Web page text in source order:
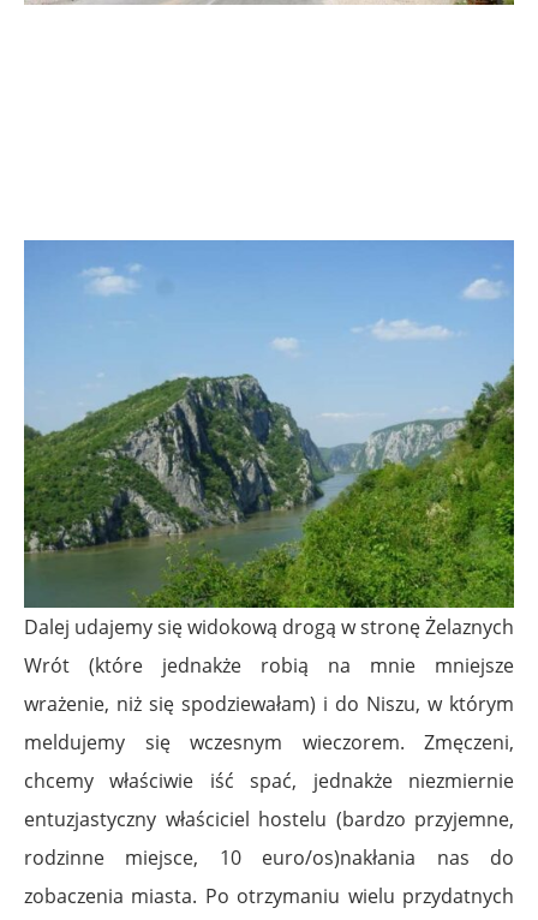
Dalej udajemy się widokową drogą w stronę Żelaznych
Wrót (które jednakże robią na mnie mniejsze
wrażenie, niż się spodziewałam) i do Niszu, w którym
meldujemy się wczesnym wieczorem. Zmęczeni,
chcemy właściwie iść spać, jednakże niezmiernie
entuzjastyczny właściciel hostelu (bardzo przyjemne,
rodzinne miejsce, 10 euro/os)nakłania nas do
zobaczenia miasta. Po otrzymaniu wielu przydatnych